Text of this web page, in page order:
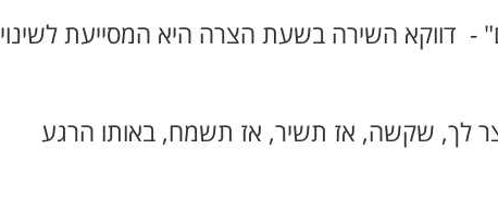
דווקא השירה בשעת הצרה היא המסייעת לשינוי
לך, שקשה, אז תשיר, אז תשמח, באותו הרגע